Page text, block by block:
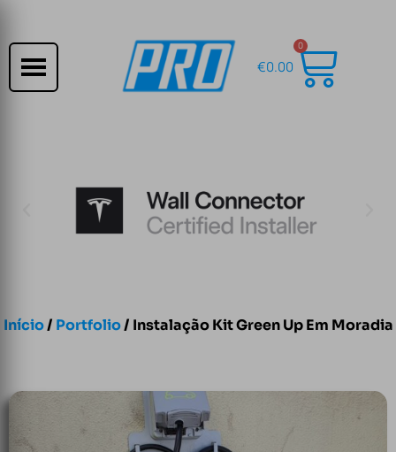
€0.00
0
Início/ Portfolio/ Instalação Kit Green Up Em Moradia